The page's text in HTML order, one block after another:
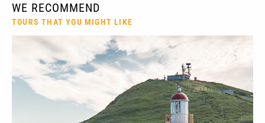
WE RECOMMEND
TOURS THAT YOU MIGHT LIKE